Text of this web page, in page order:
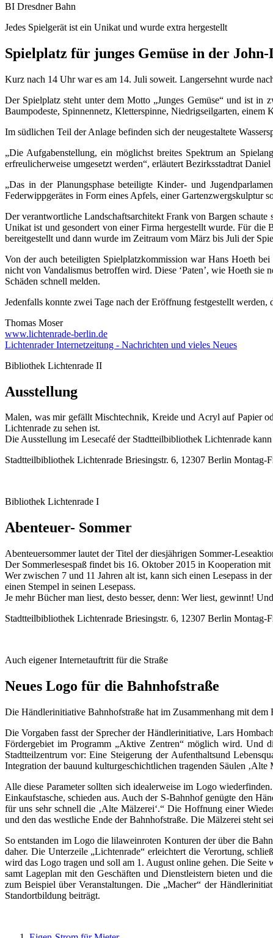
BI Dresdner Bahn
Jedes Spielgerät ist ein Unikat und wurde extra hergestellt
Spielplatz für junges Gemüse in der
Kurz nach 14 Uhr war es am 14. Juli soweit. Langersehnt wurde
Der Spielplatz steht unter dem Motto „Junges Gemüse“ und ist in
Baumpodeste, Spinnennetz, Kletterspinne, Niedrigseilgarten, einem
Im südlichen Teil der Anlage befinden sich der neugestaltete
„Die Aufgabenstellung, ein möglichst breites Spektrum an
erfreulicherweise umgesetzt werden“, erläutert Bezirksstadtrat
„Das in der Planungsphase beteiligte Kinder- und
Federwippgerätes in Form eines Apfels, einer Gartenzwergskulptur
Der verantwortliche Landschaftsarchitekt Frank von Bargen
Unikat ist und gesondert von einer Firma hergestellt wurde. Für die
bereitgestellt und dann wurde im Zeitraum vom März bis Juli der
Von der auch beteiligten Spielplatzkommission war Hans Hoeth
nicht von Vandalismus betroffen wird. Diese ‘Paten’, wie Hoeth sie
Schäden schnell melden.
Jedenfalls konnte zwei Tage nach der Eröffnung festgestellt
Thomas Moser
www.lichtenrade-berlin.de
Lichtenrader Internetzeitung - Nachrichten und vieles Neues
Bibliothek Lichtenrade II
Ausstellung
Malen, was mir gefällt Mischtechnik, Kreide und Acryl auf Papier
Lichtenrade zu sehen ist.
Die Ausstellung im Lesecafé der Stadtteilbibliothek Lichtenrade
Stadtteilbibliothek Lichtenrade Briesingstr. 6, 12307 Berlin Montag-
Bibliothek Lichtenrade I
Abenteuer- Sommer
Abenteuersommer lautet der Titel der diesjährigen Sommer-
Der Sommerlesespaß findet bis 16. Oktober 2015 in Kooperation
Wer zwischen 7 und 11 Jahren alt ist, kann sich einen Lesepass in
einen Stempel in seinen Lesepass.
Je mehr Bücher man liest, desto besser, denn: Wer liest, gewinnt!
Stadtteilbibliothek Lichtenrade Briesingstr. 6, 12307 Berlin Montag-
Auch eigener Internetauftritt für die Straße
Neues Logo für die Bahnhofstraße
Die Händlerinitiative Bahnhofstraße hat im Zusammenhang mit
Die Vorgaben fasst der Sprecher der Händlerinitiative, Lars
Fördergebiet im Programm „Aktive Zentren“ möglich wird. Und
Stadtteilzentrum vor: Eine Steigerung der Aufenthaltsund
Integration der bauund kulturgeschichtlichen tragenden Säulen ‚Alte
Alle diese Parameter sollten sich idealerweise im Logo
Einkaufstasche, schieden aus. Auch der S-Bahnhof genügte den
für uns sehr schnell die ‚Alte Mälzerei‘.“ Die Hoffnung einer
und den das westliche Ende der Bahnhofstraße. Die Mälzerei steht
So entstanden im Logo die lilaweinroten Konturen der über die
daher. Die Unterzeile „Lichtenrade“ erleichtert die Verortung,
wird das Logo tragen und soll am 1. August online gehen. Die
samt Lageplan mit den Geschäften und Dienstleistern bieten und
zum Beispiel über Veranstaltungen. Die „Macher“ der
Standortbildung beiträgt.